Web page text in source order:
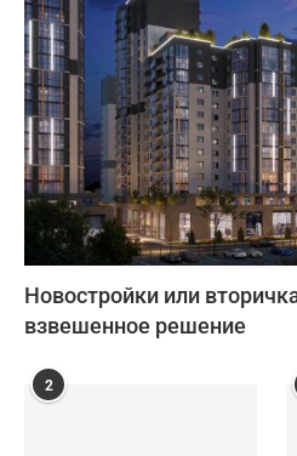
Новостройки или
взвешенное решение
2